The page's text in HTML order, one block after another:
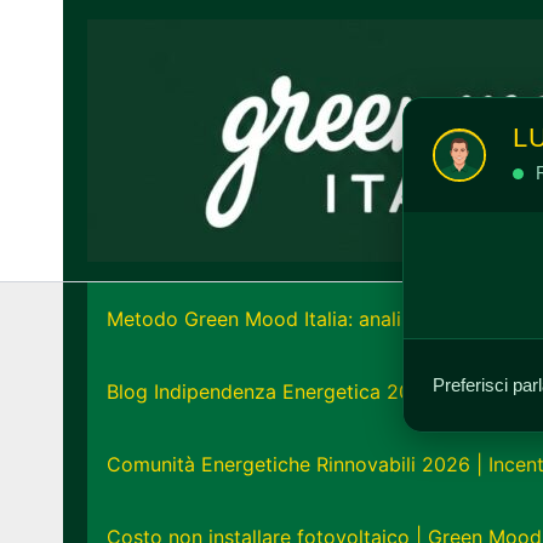
Preferisci
Metodo Green Mood Italia: analisi e strategia
Blog Indipendenza Energetica 2026: Unisciti
Comunità Energetiche Rinnovabili 2026 |
Costo non installare fotovoltaico | Green